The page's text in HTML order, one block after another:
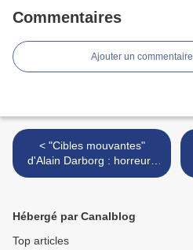
Commentaires
Ajouter un commentaire
< "Cibles mouvantes"
d'Alain Darborg : horreurs
boréales
Hébergé par Canalblog
Top articles